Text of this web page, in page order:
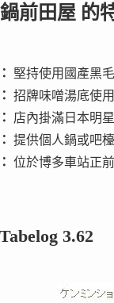
前田屋 的
堅持使用國產黑
招牌味噌湯底使
店內掛滿日本明
提供個人鍋或吧
位於博多車站正
3.62